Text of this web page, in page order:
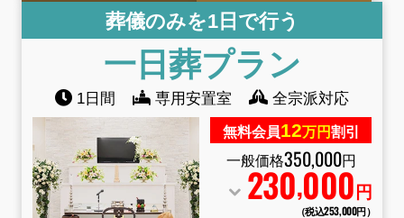
葬儀のみを1日で行う
一日葬プラン
1日間 専用安置室 全宗派対応
無料会員12万円割引
一般価格350,000円
230,000 円
（税込253,000円）